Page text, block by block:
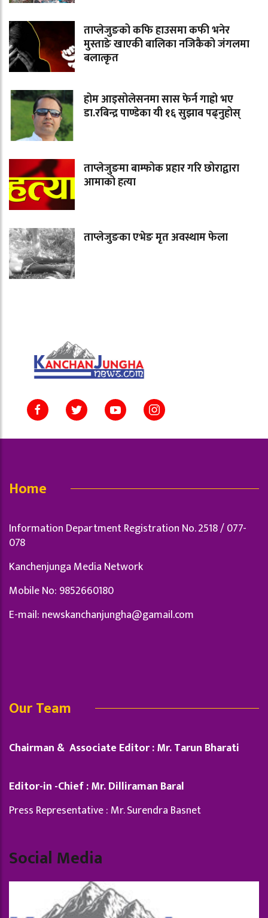
ताप्लेजुङको कफि हाउसमा कफी भनेर
मुस्ताङे खाएकी बालिका नजिकैको जंगलमा
बलात्कृत
होम आइसोलेसनमा सास फेर्न गाह्रो भए
डा.रबिन्द्र पाण्डेका यी १६ सुझाव पढ्नुहोस्
ताप्लेजुङमा बाम्फोक प्रहार गरि छोराद्वारा
आमाको हत्या
ताप्लेजुङका एभेङ मृत अवस्थाम फेला
Home
Information Department Registration No. 2518 / 077-
078
Kanchenjunga Media Network
Mobile No: 9852660180
E-mail: newskanchanjungha@gamail.com
Our Team
Chairman & Associate Editor : Mr. Tarun Bharati
Editor-in -Chief : Mr. Dilliraman Baral
Press Representative : Mr. Surendra Basnet
Social Media